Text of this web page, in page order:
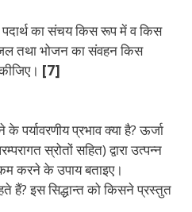
का संचय किस रूप में व किस
जल तथा भोजन का संवहन किस
[7]
पर्यावरणीय प्रभाव क्या है? ऊर्जा
स्रोतों सहित) द्वारा उत्पन्न
करने के उपाय बताइए।
हैं? इस सिद्धान्त को किसने प्रस्तुत